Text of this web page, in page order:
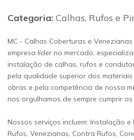
Categoria: Calhas, Rufos e
MC - Calhas Coberturas e
empresa líder no mercado,
instalação de calhas, rufos e
pela qualidade superior dos
obras e pela competência de nossa
nos orgulhamos de sempre cumprir
Nossos serviços incluem: Instalação
Rufos, Venezianas, Contra Rufos,